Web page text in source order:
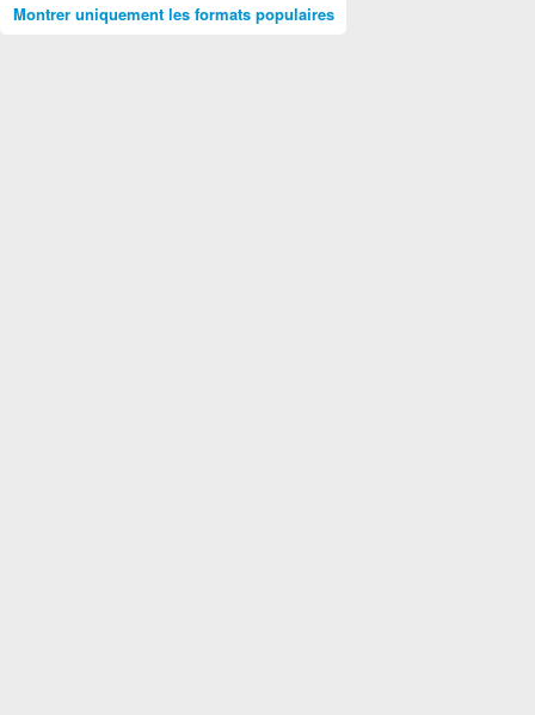
Montrer uniquement les formats populaires